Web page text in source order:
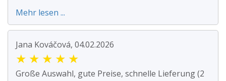
Mehr lesen ...
Jana Kováčová, 04.02.2026
★ ★ ★ ★ ★
Große Auswahl, gute Preise, schnelle Lieferung (2